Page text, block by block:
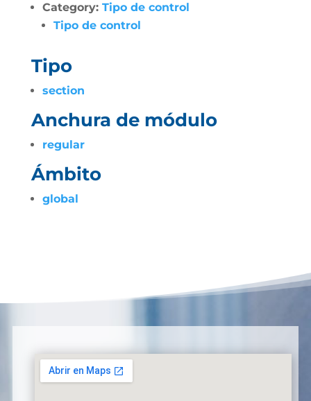
Category: Tipo de control
Tipo de control
Tipo
section
Anchura de módulo
regular
Ámbito
global